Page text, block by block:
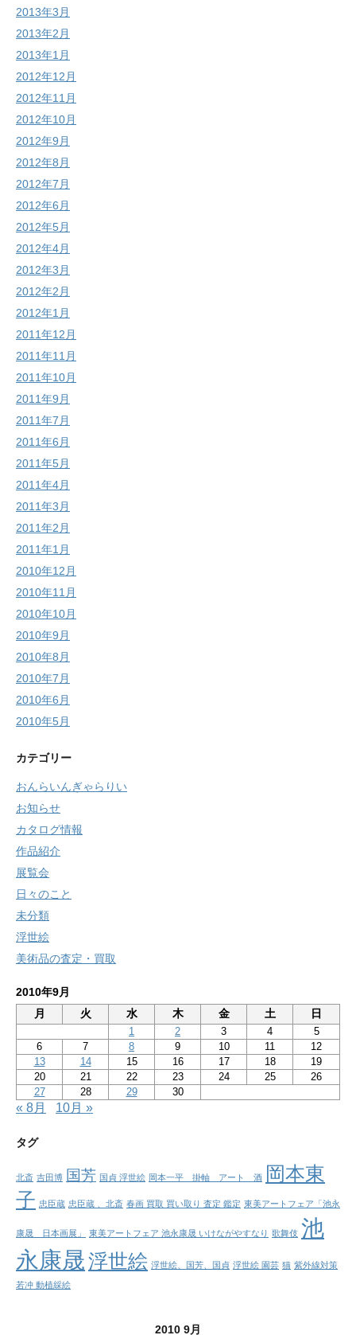
2013年3月
2013年2月
2013年1月
2012年12月
2012年11月
2012年10月
2012年9月
2012年8月
2012年7月
2012年6月
2012年5月
2012年4月
2012年3月
2012年2月
2012年1月
2011年12月
2011年11月
2011年10月
2011年9月
2011年7月
2011年6月
2011年5月
2011年4月
2011年3月
2011年2月
2011年1月
2010年12月
2010年11月
2010年10月
2010年9月
2010年8月
2010年7月
2010年6月
2010年5月
カテゴリー
おんらいんぎゃらりい
お知らせ
カタログ情報
作品紹介
展覧会
日々のこと
未分類
浮世絵
美術品の査定・買取
2010年9月
月
火 水 木 金 土 日
1 2 3 4
5
6
7 8 9 10 11
12
13
14 15 16 17 18
19
20
21 22 23 24 25
26
27
28 29 30
« 8月 10月 »
タグ
北斎 吉田博 国芳 国貞 浮世絵 岡本一平 掛軸 アート 酒
岡本東
子 忠臣蔵 忠臣蔵 、北斎 春画 買取 買い取り 査定 鑑定 東美アートフェア「池永
康晟 日本画展」 東美アートフェア 池永康晟 いけながやすなり 歌舞伎 池
永康晟浮世絵 浮世絵、国芳、国貞 浮世絵 園芸 猫 紫外線対策
若冲 動植綵絵
2010 9月